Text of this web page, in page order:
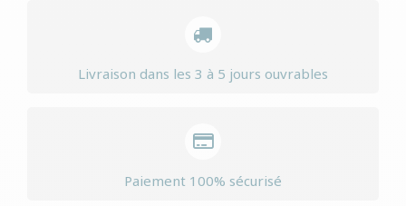
Livraison dans les 3 à 5 jours ouvrables
Paiement 100% sécurisé